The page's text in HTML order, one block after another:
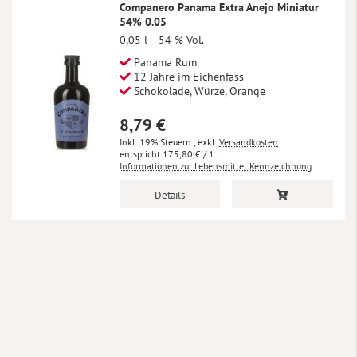
Companero Panama Extra Anejo Miniatur
54% 0.05
0,05 l
54 % Vol.
Panama Rum
12 Jahre im Eichenfass
Schokolade, Würze, Orange
8,79 €
Inkl. 19% Steuern , exkl. Versandkosten
175,80 € / 1 l
Informationen zur Lebensmittel Kennzeichnung
Details